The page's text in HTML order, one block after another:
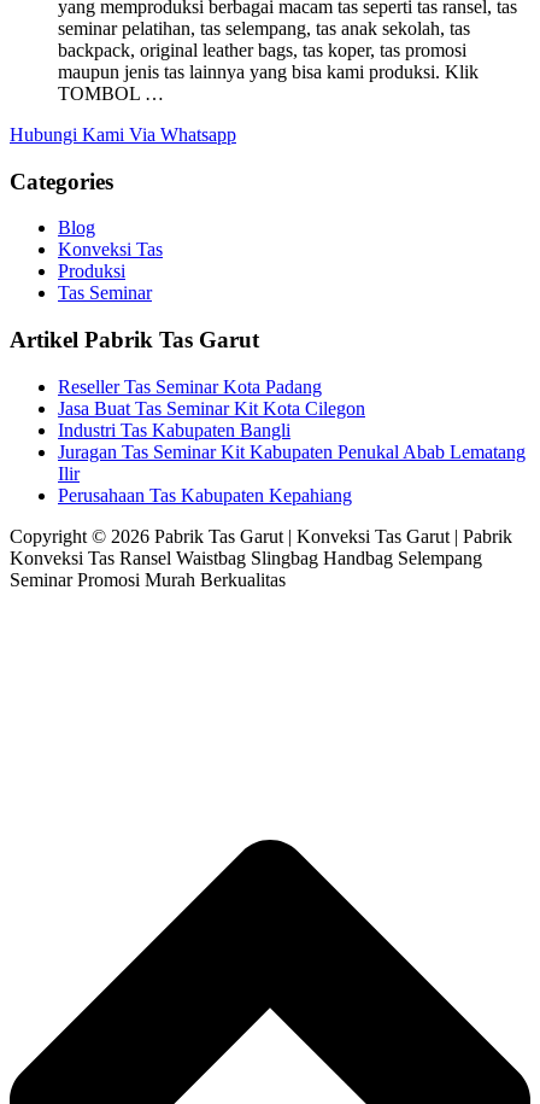
yang memproduksi berbagai macam tas seperti tas ransel, tas
seminar pelatihan, tas selempang, tas anak sekolah, tas
backpack, original leather bags, tas koper, tas promosi
maupun jenis tas lainnya yang bisa kami produksi. Klik
TOMBOL …
Hubungi Kami Via Whatsapp
Categories
Blog
Konveksi Tas
Produksi
Tas Seminar
Artikel Pabrik Tas Garut
Reseller Tas Seminar Kota Padang
Jasa Buat Tas Seminar Kit Kota Cilegon
Industri Tas Kabupaten Bangli
Juragan Tas Seminar Kit Kabupaten Penukal Abab Lematang
Ilir
Perusahaan Tas Kabupaten Kepahiang
Copyright © 2026 Pabrik Tas Garut | Konveksi Tas Garut | Pabrik
Konveksi Tas Ransel Waistbag Slingbag Handbag Selempang
Seminar Promosi Murah Berkualitas